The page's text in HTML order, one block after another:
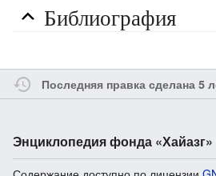
Библиография
Последняя правка сделана 5
Энциклопедия фонда «Хайазг»